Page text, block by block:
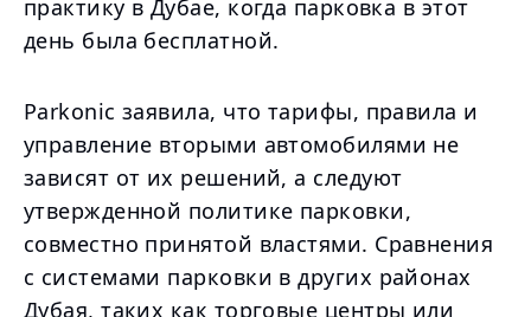
практику в Дубае, когда парковка в этот
день была бесплатной.
Parkonic заявила, что тарифы, правила и
управление вторыми автомобилями не
зависят от их решений, а следуют
утвержденной политике парковки,
совместно принятой властями. Сравнения
с системами парковки в других районах
Дубая, таких как торговые центры или